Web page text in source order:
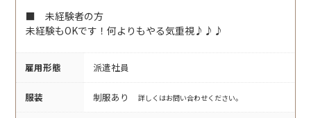
■ 未経験者の方
未経験もOKです！何よりもやる気重視♪♪♪
雇用形態 派遣社員
服装 制服あり 詳しくはお問い合わせください。